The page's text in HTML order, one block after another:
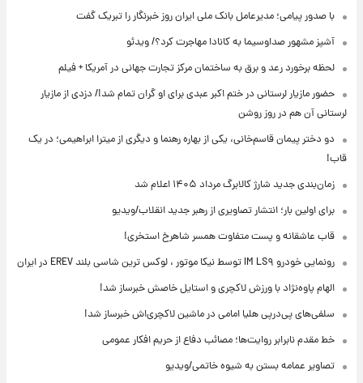
با صدور پیامی؛ مدیرعامل بانک ملی ایران روز خبرنگار را تبریک گفت
آشپز مشهور صداوسیما به کانادا مهاجرت کرد؟/ ویدئو
لحظه برخورد رعد و برق به ساختمان مرکز تجارت جهانی در آمریکا + فیلم
حضور مازیار لرستانی در ختم اکبر عبدی برای او گران تمام شد!/ دزدی از مازیار
لرستانی آن هم در روز روشن
دو دختر پیمان قاسم‌خانی، یکی از بهاره رهنما و دیگری از میترا ابراهیمی؛ در یک
قاب!
زمان‌بندی جدید شارژ کالابرگ مرداد ۱۴۰۵ اعلام شد
برای اولین بار؛ انتشار تصاویری از رهبر جدید انقلاب/ویدیو
قاب عاشقانه و پست متفاوت همسر شاهرخ استخری!
رونمایی خودرو IM LS۹ توسط نیکا موتور ، لوکس ترین شاسی بلند EREV در ایران
الهام پاوه‌نژاد با ورزش لاکچری و استایل خاصش خبرساز شد!
سلفی‌های پی‌درپی هلیا امامی در ماشین لاکچری‌اش خبرساز شد!
خط مقدم نابرابر روایت‌ها؛ مصائب دفاع از حریم افکار عمومی
تصاویر عمامه بستن به شیوه خاتمی/ویدیو